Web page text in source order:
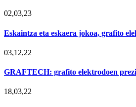
02,03,23
Eskaintza eta eskaera jokoa, grafito
03,12,22
GRAFTECH: grafito elektrodoen
18,03,22